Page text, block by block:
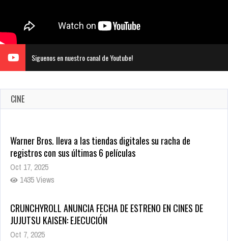
Siguenos en nuestro canal de Youtube!
CINE
CRUNCHYROLL ANUNCIA FECHA DE ESTRENO EN CINES DE
JUJUTSU KAISEN: EJECUCIÓN
Oct 7, 2025
1757 Views
5 Películas de Terror Basadas en la Vida Real que te Helarán
la Sangre
Oct 22, 2025